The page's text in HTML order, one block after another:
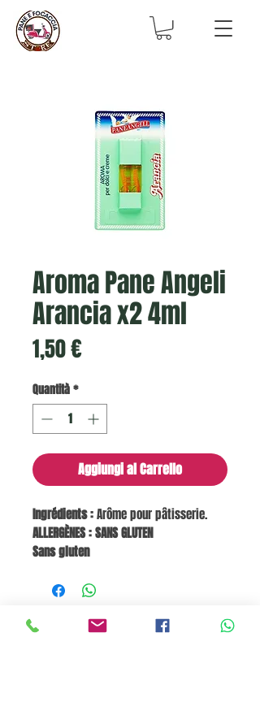
Aroma Pane Angeli
Arancia x2 4ml
1,50 €Prezzo
Quantità*
Aggiungi al Carrello
Ingrédients :Arôme pour pâtisserie.
ALLERGÈNES : SANS GLUTEN
Sans gluten